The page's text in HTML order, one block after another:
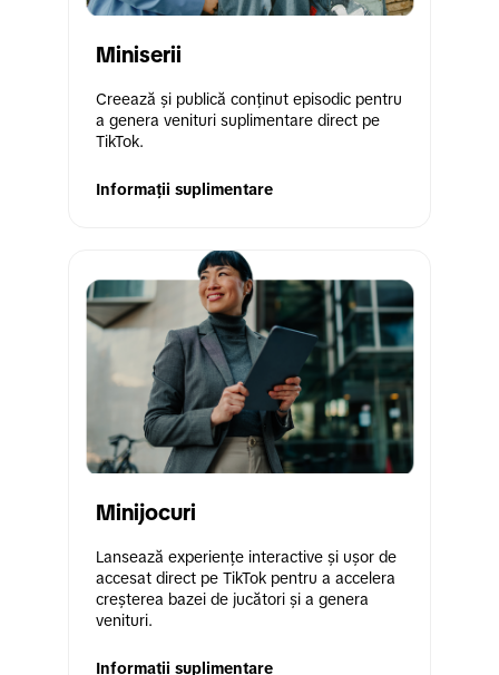
Miniserii
Creează și publică conținut episodic pentru
a genera venituri suplimentare direct pe
TikTok.
Informații suplimentare
Minijocuri
Lansează experiențe interactive și ușor de
accesat direct pe TikTok pentru a accelera
creșterea bazei de jucători și a genera
venituri.
Informații suplimentare